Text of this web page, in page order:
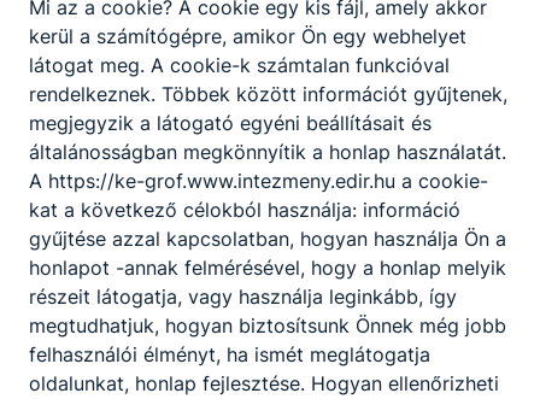
szöveges és kép állományokat
a technológiának megfelelően
előkészíti, nyomóformát
készít;
a nyomtatványfeldolgozó
feladata a nyomtatott ívekből,
tekercsekből történő
késztermék előállítás, korszerű
nyomdaipari,
feldolgozástechnikai ismeretek
és berendezések
alkalmazásával.
Mi az a cookie? A cookie egy kis fájl, amely akkor
kerül a számítógépre, amikor Ön egy webhelyet
látogat meg. A cookie-k számtalan funkcióval
rendelkeznek. Többek között információt gyűjtenek,
megjegyzik a látogató egyéni beállításait és
általánosságban megkönnyítik a honlap használatát.
A https://ke-grof.www.intezmeny.edir.hu a cookie-
kat a következő célokból használja: információ
gyűjtése azzal kapcsolatban, hogyan használja Ön a
honlapot -annak felmérésével, hogy a honlap melyik
részeit látogatja, vagy használja leginkább, így
megtudhatjuk, hogyan biztosítsunk Önnek még jobb
felhasználói élményt, ha ismét meglátogatja
oldalunkat, honlap fejlesztése. Hogyan ellenőrizheti